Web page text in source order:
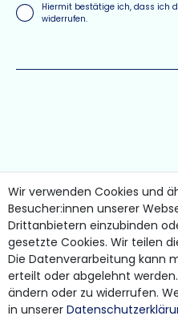
Hiermit bestätige ich, dass ich
widerrufen.
Wir verwenden Cookies und
Besucher:innen unserer
Drittanbietern einzubinden
gesetzte Cookies. Wir teilen
Die Datenverarbeitung kann
erteilt oder abgelehnt
ändern oder zu widerrufen.
in unserer